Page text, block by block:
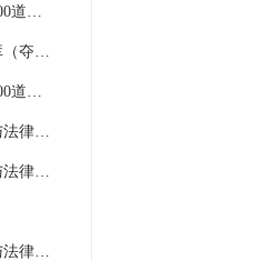
2026年政府采购培训试题100道带答案（巩固）
2026年辅警招聘考试试题库（夺冠系列）
2026年政府采购培训试题100道及参考答案（培优）
2025年大学思想道德修养与法律基础期末考试题及参考答案【新】
2025年大学思想道德修养与法律基础期末考试题【达标题】
2025年大学思想道德修养与法律基础期末考试题含答案【培优】